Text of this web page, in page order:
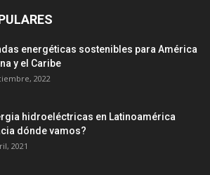
energéticas sostenibles para América
y el Caribe
2022
hidroeléctricas en Latinoamérica
dónde vamos?
2021